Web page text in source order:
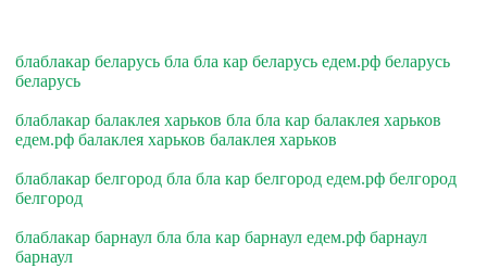
блаблакар беларусь бла бла кар беларусь едем.рф беларусь
беларусь
блаблакар балаклея харьков бла бла кар балаклея харьков
едем.рф балаклея харьков балаклея харьков
блаблакар белгород бла бла кар белгород едем.рф белгород
белгород
блаблакар барнаул бла бла кар барнаул едем.рф барнаул
барнаул